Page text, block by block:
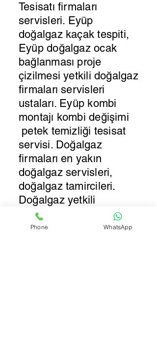
Tesisatı firmaları
servisleri. Eyüp
doğalgaz kaçak tespiti,
Eyüp doğalgaz ocak
bağlanması proje
çizilmesi yetkili doğalgaz
firmaları servisleri
ustaları. Eyüp kombi
montajı kombi değişimi
petek temizliği tesisat
servisi. Doğalgaz
firmaları en yakın
doğalgaz servisleri,
doğalgaz tamircileri.
Doğalgaz yetkili
firmaları.
Phone WhatsApp